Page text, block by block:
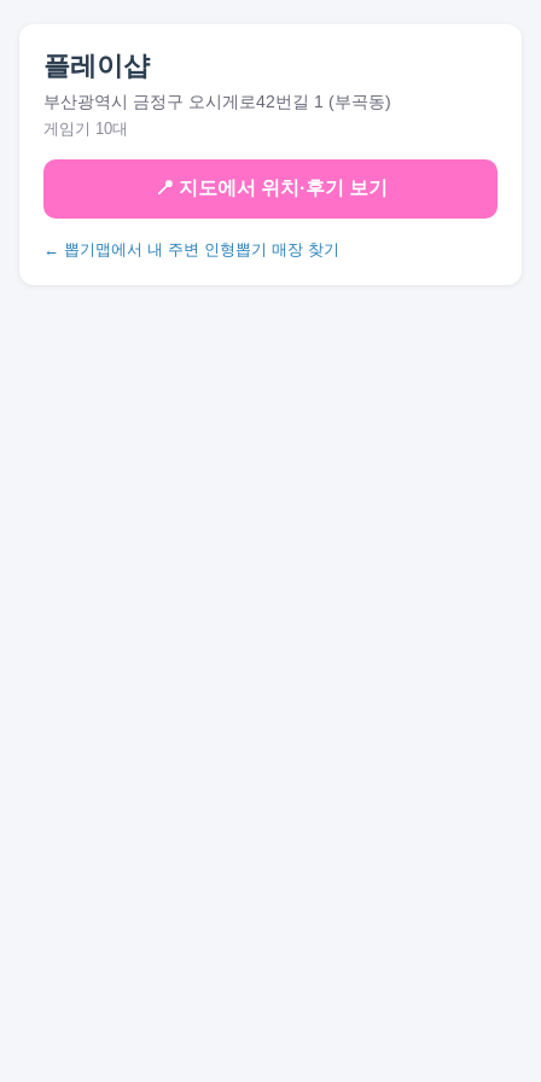
플레이샵
부산광역시 금정구 오시게로42번길 1 (부곡동)
게임기 10대
📍 지도에서 위치·후기 보기
← 뽑기맵에서 내 주변 인형뽑기 매장 찾기